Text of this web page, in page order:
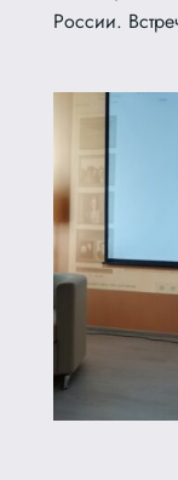
России.